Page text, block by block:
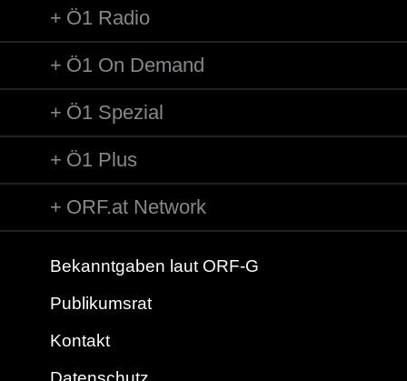
Ö1 Radio
Ö1 On Demand
Ö1 Spezial
Ö1 Plus
ORF.at Network
Bekanntgaben laut ORF-G
Publikumsrat
Kontakt